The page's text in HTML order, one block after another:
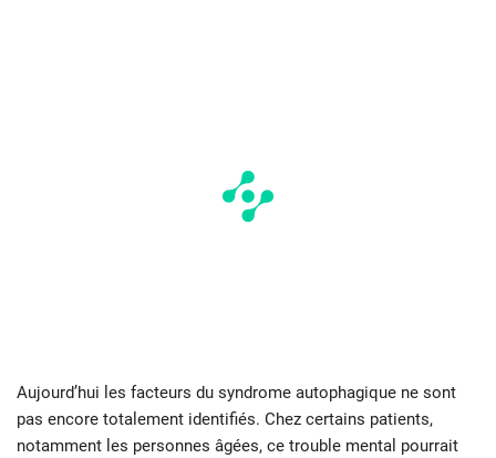
Aujourd’hui les facteurs du syndrome autophagique ne sont
pas encore totalement identifiés. Chez certains patients,
notamment les personnes âgées, ce trouble mental pourrait